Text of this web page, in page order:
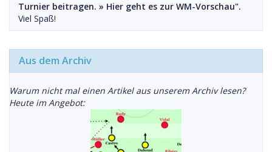
Turnier beitragen. » Hier geht es zur WM-Vorschau".
Viel Spaß!
Aus dem Archiv
Warum nicht mal einen Artikel aus unserem Archiv lesen?
Heute im Angebot: